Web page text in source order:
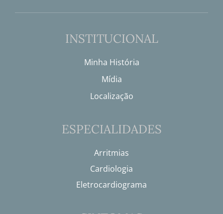
INSTITUCIONAL
Minha História
Mídia
Localização
ESPECIALIDADES
Arritmias
Cardiologia
Eletrocardiograma